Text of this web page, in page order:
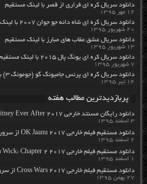
دانلود سریال کره ای فراری از قصر با لینک مستقیم
۱۲ مهر ۱۳۹۵
دانلود سریال کره ای شاه دائه جو جوان ۲۰۰۷ با لینک مستقیم
۲۰ شهریور ۱۳۹۵
دانلود سریال عشق عقاب های مبارز با لینک مستقیم
۱۳ شهریور ۱۳۹۵
دانلود سریال کره ای یونگ پال ۲۰۱۵ با لینک مستقیم
۷ شهریور ۱۳۹۵
دانلود سریال کره ای پرنس جامیونگ گو (جومونگ ۳) با لینک مستقیم
۱۴ تیر ۱۳۹۵
پربازدیدترین مطالب هفته
دانلود رایگان مسنتد خارجی Britney Ever After 2017 با لینک مستقیم
۳ اسفند ۱۳۹۵
دانلود مستقیم فیلم خارجی OK Jaanu 2017 از سرور سایت
۲ اسفند ۱۳۹۵
دانلود مستقیم فیلم خارجی John Wick: Chapter 2 2017 از سرور سایت
۱ اسفند ۱۳۹۵
دانلود مستقیم فیلم خارجی Cross Wars 2017 از سرور سایت
۲۷ بهمن ۱۳۹۵